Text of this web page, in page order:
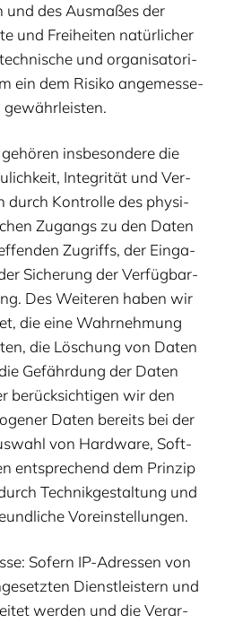
des Aus­ma­ßes der
und Frei­hei­ten natür­li­cher
und orga­ni­sa­to­ri­
ein dem Risi­ko ange­mes­se­
gewährleisten.
ins­be­son­de­re die
Inte­gri­tät und Ver­
durch Kon­trol­le des phy­si­
Zugangs zu den Daten
Zugriffs, der Ein­ga­
Siche­rung der Ver­füg­bar­
Des Wei­te­ren haben wir
die eine Wahr­neh­mung
die Löschung von Daten
Gefähr­dung der Daten
berück­sich­ti­gen wir den
Daten bereits bei der
von Hard­ware, Soft­
ent­spre­chend dem Prin­zip
Tech­nik­ge­stal­tung und
Voreinstellungen.
Sofern IP-Adres­sen von
Dienst­leis­tern und
wer­den und die Ver­ar­